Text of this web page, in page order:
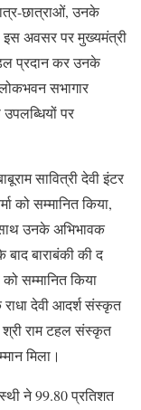
छात्राओं, उनके
इस अवसर पर मुख्यमंत्री
प्रदान कर उनके
सभागार
पर
सावित्री देवी इंटर
को सम्मानित किया,
उनके अभिभावक
बाद बाराबंकी की द
सम्मानित किया
राधा देवी आदर्श संस्कृत
श्री राम टहल संस्कृत
मिला।
ने 99.80 प्रतिशत